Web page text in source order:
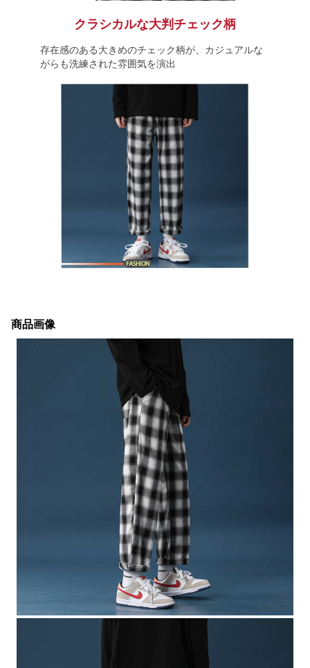
クラシカルな大判チェック柄
存在感のある大きめのチェック柄が、カジュアルな
がらも洗練された雰囲気を演出
商品画像